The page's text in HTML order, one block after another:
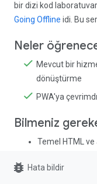
bir dizi kod
Going Offline idi. Bu
Neler
Mevcut bir
dönüştürme
PWA'ya
Bilmeniz
Temel HTML
İhtiyacınız
bug_report Hata bildir